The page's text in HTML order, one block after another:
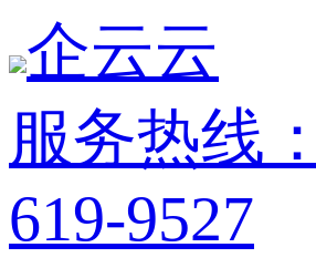
企云云
服务热线
619-9527